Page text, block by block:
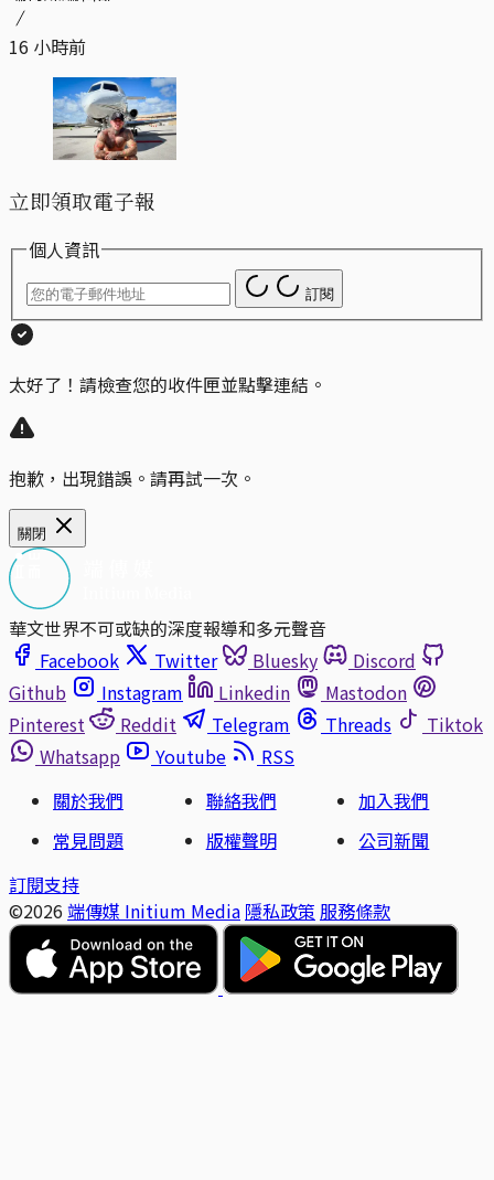
16 小時前
立即領取電子報
個人資訊
訂閱
太好了！請檢查您的收件匣並點擊連結。
抱歉，出現錯誤。請再試一次。
關閉
華文世界不可或缺的深度報導和多元聲音
Facebook
Twitter Bluesky
Discord
Github
Instagram Linkedin
Mastodon
Pinterest
Reddit Telegram Threads
Tiktok
Whatsapp
Youtube
RSS
關於我們
聯絡我們
加入我們
常見問題
版權聲明
公司新聞
訂閱支持
©2026 端傳媒 Initium Media 隱私政策 服務條款